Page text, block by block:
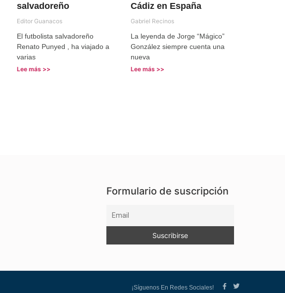
salvadoreño
Editor Guanacos
El futbolista salvadoreño
Renato Punyed , ha viajado a
varias
Lee más >>
Cádiz en España
Gabriel Recinos
La leyenda de Jorge “Mágico”
González siempre cuenta una
nueva
Lee más >>
Formulario de suscripción
¡Síguenos En Redes Sociales!